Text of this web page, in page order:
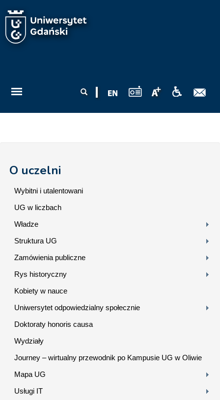
wyszukiwania
O uczelni
Wybitni i utalentowani
UG w liczbach
Władze
Struktura UG
Zamówienia publiczne
Rys historyczny
Kobiety w nauce
Uniwersytet odpowiedzialny społecznie
Doktoraty honoris causa
Wydziały
Journey – wirtualny przewodnik po Kampusie UG w Oliwie
Mapa UG
Usługi IT